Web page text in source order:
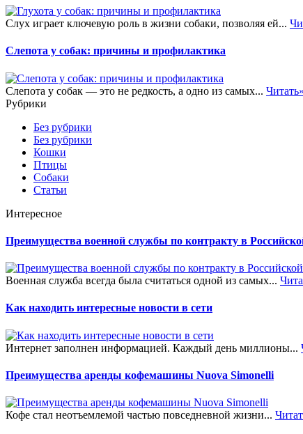
Слух играет ключевую роль в жизни собаки, позволяя ей...
Слепота у собак: причины и профилактика
Слепота у собак — это не редкость, а одно из самых... Читать»
Рубрики
Без рубрики
Без рубрики
Кошки
Птицы
Собаки
Статьи
Интересное
Преимущества военной службы по контракту в
Военная служба всегда была считаться одной из самых...
Как находить интересные новости в сети
Интернет заполнен информацией. Каждый день миллионы...
Преимущества аренды кофемашины Nuova Simonelli
Кофе стал неотъемлемой частью повседневной жизни...